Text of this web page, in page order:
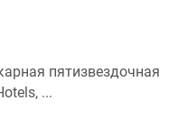
пятизвездочная
...